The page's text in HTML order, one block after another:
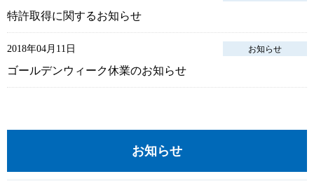
特許取得に関するお知らせ
2018年04月11日 お知らせ
ゴールデンウィーク休業のお知らせ
お知らせ